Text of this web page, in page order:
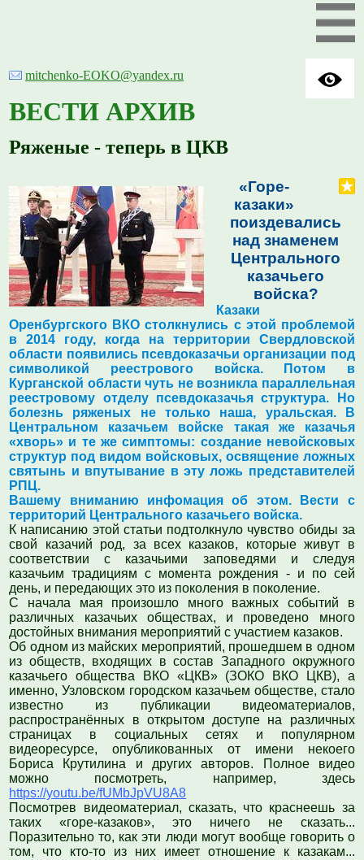
mitchenko-EOKO@yandex.ru
ВЕСТИ АРХИВ
Ряженые - теперь в ЦКВ
«Горе-
казаки»
поиздевались
над знаменем
Центрального
казачьего
войска?
Казаки
Оренбургского ВКО столкнулись с этой проблемой
в 2014 году, когда на территории Свердловской
области появились псевдоказачьи организации под
символикой реестрового войска. Потом в
Курганской области чуть не возникла параллельная
реестровому отделу псевдоказачья структура. Но
болезнь ряженых не только наша, уральская. В
Центральном казачьем войске такая же казачья
«хворь» и те же симптомы: создание невойсковых
структур под видом войсковых, освящение ложных
святынь и впутывание в эту ложь представителей
РПЦ.
Вашему вниманию инфомация об этом. Вести с
территорий Центрального казачьего войска.
К написанию этой статьи подтолкнуло чувство обиды за
свой казачий род, за всех казаков, которые живут в
соответствии с казачьими заповедями и следуя
казачьим традициям с момента рождения - и по сей
день, и передающих это из поколения в поколение.
С начала мая произошло много важных событий в
различных казачьих обществах, и проведено много
достойных внимания мероприятий с участием казаков.
Об одном из майских мероприятий, прошедшем в одном
из обществ, входящих в состав Западного окружного
казачьего общества ВКО «ЦКВ» (ЗОКО ВКО ЦКВ), а
именно, Узловском городском казачьем обществе, стало
известно из публикации видеоматериалов,
распространённых в открытом доступе на различных
страницах в социальных сетях и популярном
видеоресурсе, опубликованных от имени некоего
Бориса Крутилина и других авторов. Полное видео
можно посмотреть, например, здесь
https://youtu.be/fUMbJpVU8A8
Посмотрев видеоматериал, сказать, что краснеешь за
таких «горе-казаков», это ничего не сказать...
Поразительно то, как эти люди могут вообще говорить о
том, что кто-то из них имеет отношение к казакам...